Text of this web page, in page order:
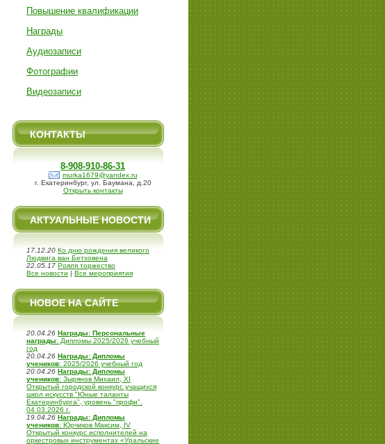
Повышение квалификации
Награды
Аудиозаписи
Фотографии
Видеозаписи
КОНТАКТЫ
8-908-910-86-31
murka1679@yandex.ru
г. Екатеринбург, ул. Баумана, д.20
Открыть контакты
АКТУАЛЬНЫЕ НОВОСТИ
17.12.20 Ко дню рождения великого
Людвига ван Бетховена
22.05.17 Рояля торжество
Все новости | Все мероприятия
НОВОЕ НА САЙТЕ
20.04.26 Награды: Персональные
награды: Дипломы 2025/2026 учебный
год
20.04.26 Награды: Дипломы
учеников: 2025/2026 учебный год
20.04.26 Награды: Дипломы
учеников: Зырянов Михаил, XI
Открытый городской конкурс учащихся
школ искусств "Юные таланты
Екатеринбурга", уровень "профи".
04.03.2026 г.
19.04.26 Награды: Дипломы
учеников: Юрчиков Максим, IV
Открытый конкурс исполнителей на
оркестровых инструментах «Уральские